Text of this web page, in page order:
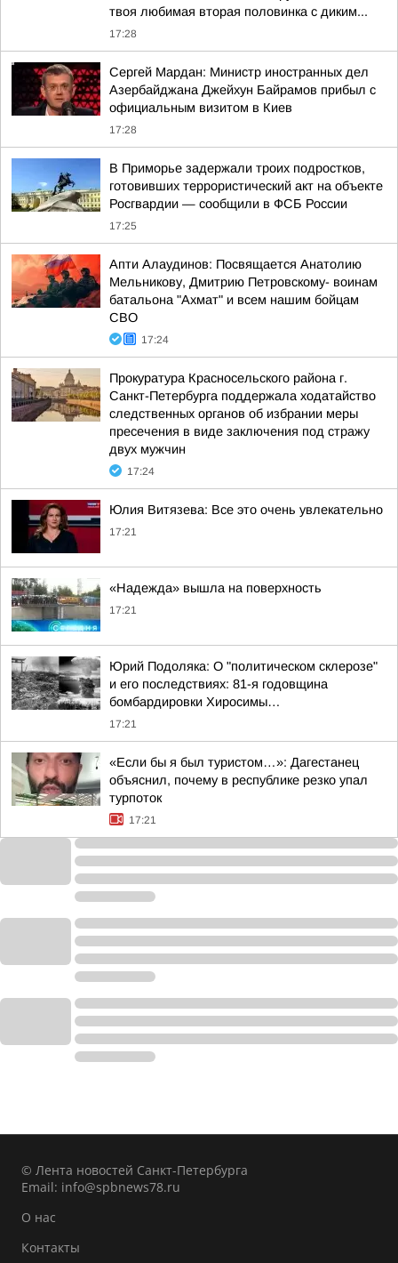
твоя любимая вторая половинка с диким...
17:28
Сергей Мардан: Министр иностранных дел
Азербайджана Джейхун Байрамов прибыл с
официальным визитом в Киев
17:28
В Приморье задержали троих подростков,
готовивших террористический акт на объекте
Росгвардии — сообщили в ФСБ России
17:25
Апти Алаудинов: Посвящается Анатолию
Мельникову, Дмитрию Петровскому- воинам
батальона "Ахмат" и всем нашим бойцам
СВО
17:24
Прокуратура Красносельского района г.
Санкт-Петербурга поддержала ходатайство
следственных органов об избрании меры
пресечения в виде заключения под стражу
двух мужчин
17:24
Юлия Витязева: Все это очень увлекательно
17:21
«Надежда» вышла на поверхность
17:21
Юрий Подоляка: О "политическом склерозе"
и его последствиях: 81-я годовщина
бомбардировки Хиросимы…
17:21
«Если бы я был туристом…»: Дагестанец
объяснил, почему в республике резко упал
турпоток
17:21
© Лента новостей Санкт-Петербурга
Email: info@spbnews78.ru
О нас
Контакты